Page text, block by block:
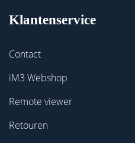
Klantenservice
Contact
iM3 Webshop
Remote viewer
Retouren